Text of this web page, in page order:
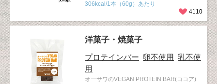
306kcal/1本（60g）あたり
4110
洋菓子・焼菓子
プロテインバー 卵不使用
乳不使
用
オーサワのVEGAN PROTEIN BAR(ココア)